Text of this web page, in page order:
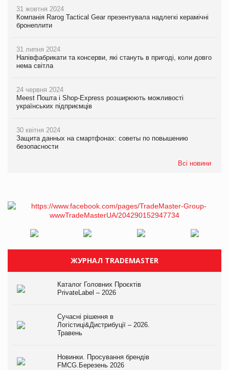
31 жовтня 2024
Компанія Rarog Tactical Gear презентувала надлегкі керамічні
бронеплити
31 липня 2024
Напівфабрикати та консерви, які стануть в пригоді, коли довго
нема світла
24 червня 2024
Meest Пошта і Shop-Express розширюють можливості
українських підприємців
30 квітня 2024
Защита данных на смартфонах: советы по повышению
безопасности
Всі новини
ЖУРНАЛ TRADEMASTER
Каталог Головних Проєктів
PrivateLabel – 2026
Сучасні рішення в
Логістиці&Дистрибуції – 2026.
Травень
Новинки. Просування брендів
FMCG.Березень 2026